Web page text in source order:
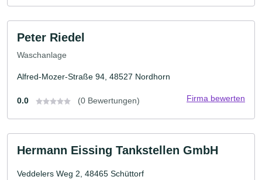
Peter Riedel
Waschanlage
Alfred-Mozer-Straße 94, 48527 Nordhorn
0.0 (0 Bewertungen) Firma bewerten
Hermann Eissing Tankstellen GmbH
Veddelers Weg 2, 48465 Schüttorf